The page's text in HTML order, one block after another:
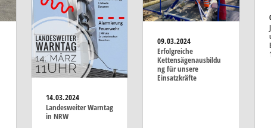
14.03.2024
Landesweiter Warntag
in NRW
09.03.2024
Erfolgreiche
Kettensägenausbildu
ng für unsere
Einsatzkräfte